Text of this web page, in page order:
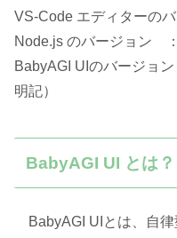
VS-Code エディター
Node.js のバージョン
BabyAGI UIのバージョ
明記）
BabyAGI UI とは？
BabyAGI UIとは、自律